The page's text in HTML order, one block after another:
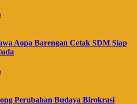
Aopa Barengan Cetak SDM Siap
Perubahan Budaya Birokrasi